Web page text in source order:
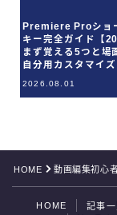
YouTube
ご利用規約
Premiere Proショ
キー完全ガイド【
まず覚える5つと場
自分用カスタマイズ
2026.08.01
HOME 動画編集初心
HOME 記事一